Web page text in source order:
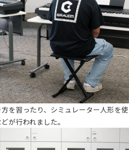
を習ったり、シミュレーター人形を使
が行われました。